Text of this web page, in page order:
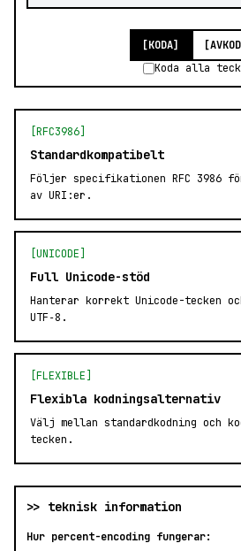
[KODA]
Koda alla
[RFC3986]
Standardkompatibelt
Följer specifikationen RFC 3986
av URI:er.
[UNICODE]
Full Unicode-stöd
Hanterar korrekt Unicode-tecken
UTF‑8.
[FLEXIBLE]
Flexibla kodningsalternativ
Välj mellan standardkodning och
tecken.
>> teknisk information
Hur percent-encoding fungerar: